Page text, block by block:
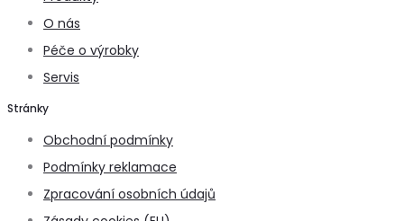
O nás
Péče o výrobky
Servis
Stránky
Obchodní podmínky
Podmínky reklamace
Zpracování osobních údajů